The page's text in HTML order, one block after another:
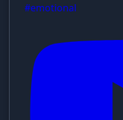
#emotional